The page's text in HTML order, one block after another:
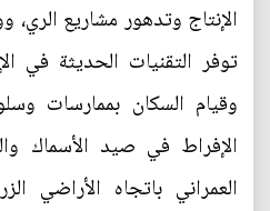
الإنتاج وتدهور مشاريع
توفر التقنيات الحديثة في
وقيام السكان بممارسات
الإفراط في صيد الأسماك
العمراني باتجاه الأراضي